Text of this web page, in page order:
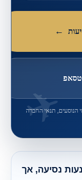
הנוסעים, תנאי החברה
נסיעה, אך